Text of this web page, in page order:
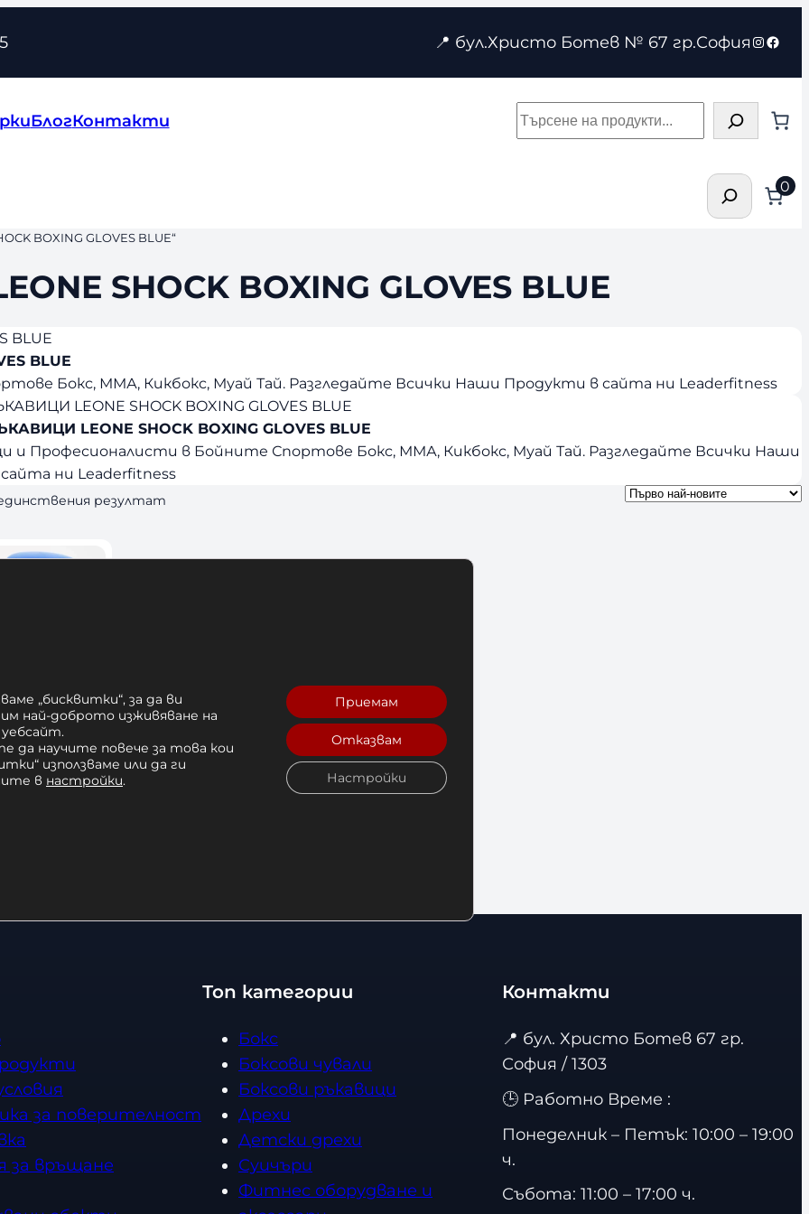
📍 бул.Христо Ботев № 67 гр.София
БлогКонтакти Търсене
Търсене0
BOXING GLOVES BLUE“
SHOCK BOXING GLOVES BLUE
BLUE
BLUE
Бокс, ММА, Кикбокс, Муай Тай. Разгледайте Всички Наши Продукти в сайта ни Leaderfitness
LEONE SHOCK BOXING GLOVES BLUE
LEONE SHOCK BOXING GLOVES BLUE
и Професионалисти в Бойните Спортове Бокс, ММА, Кикбокс, Муай Тай. Разгледайте Всички Наши
ни Leaderfitness
резултат
BLUE
за поверителност
за връщане
Топ категории
Бокс
Боксови чували
Боксови ръкавици
Дрехи
Детски дрехи
Суичъри
Фитнес оборудване и
Контакти
📍 бул. Христо Ботев 67 гр.
София / 1303
🕒 Работно Време :
Понеделник – Петък: 10:00 – 19:00
ч.
Събота: 11:00 – 17:00 ч.
„бисквитки“, за да ви
най-доброто изживяване на
да научите повече за това кои
използваме или да ги
в настройки.
Приемам
Отказвам
Настройки